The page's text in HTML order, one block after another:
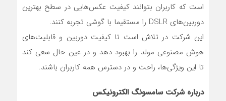
است که کاربران بتوانند کیفیت عکس‌هایی در سطح بهترین
دوربین‌های DSLR را مستقیما با گوشی تجربه کنند.
این شرکت در تلاش است تا کیفیت دوربین و قابلیت‌های
هوش مصنوعی مولد را بهبود دهد و در عین حال سعی کند
تا این ویژگی‌ها، راحت و در دسترس همه کاربران باشند.
درباره شرکت سامسونگ الکترونیکس